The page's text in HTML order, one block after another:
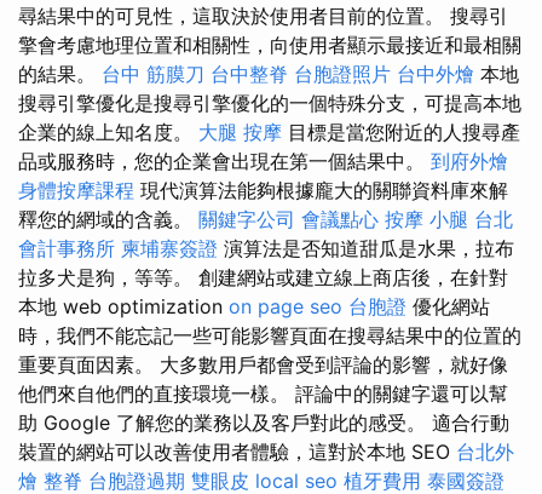
尋結果中的可見性，這取決於使用者目前的位置。 搜尋引
擎會考慮地理位置和相關性，向使用者顯示最接近和最相關
的結果。 台中 筋膜刀 台中整脊 台胞證照片 台中外燴 本地
搜尋引擎優化是搜尋引擎優化的一個特殊分支，可提高本地
企業的線上知名度。 大腿 按摩 目標是當您附近的人搜尋產
品或服務時，您的企業會出現在第一個結果中。 到府外燴
身體按摩課程 現代演算法能夠根據龐大的關聯資料庫來解
釋您的網域的含義。 關鍵字公司 會議點心 按摩 小腿 台北
會計事務所 柬埔寨簽證 演算法是否知道甜瓜是水果，拉布
拉多犬是狗，等等。 創建網站或建立線上商店後，在針對
本地 web optimization on page seo 台胞證 優化網站
時，我們不能忘記一些可能影響頁面在搜尋結果中的位置的
重要頁面因素。 大多數用戶都會受到評論的影響，就好像
他們來自他們的直接環境一樣。 評論中的關鍵字還可以幫
助 Google 了解您的業務以及客戶對此的感受。 適合行動
裝置的網站可以改善使用者體驗，這對於本地 SEO 台北外
燴 整脊 台胞證過期 雙眼皮 local seo 植牙費用 泰國簽證